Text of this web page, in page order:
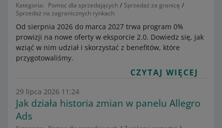
Kategoria: Pomoc dla sprzedających
Sprzedaż za granicę
Sprzedaż na zagranicznych rynkach
Od sierpnia 2026 do marca 2027 trwa program 0%
prowizji na nowe oferty w eksporcie 2.0. Dowiedz się, jak
wziąć w nim udział i skorzystać z benefitów, które
przygotowaliśmy.
CZYTAJ WIĘCEJ
29 lipca 2026 11:24
Jak działa historia zmian w panelu Allegro
Ads